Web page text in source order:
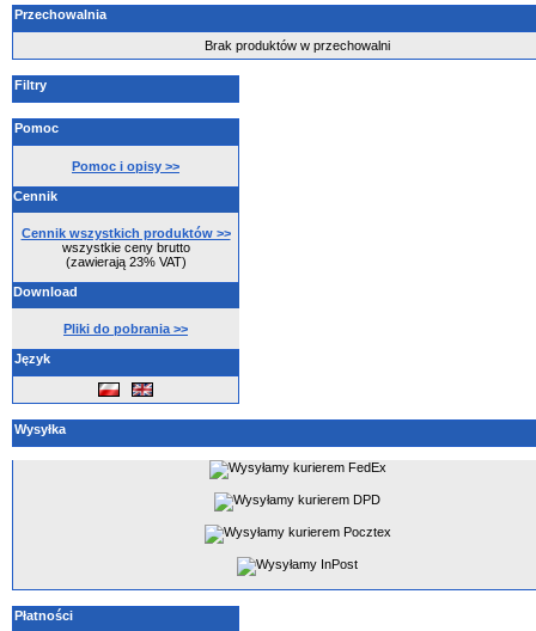
Przechowalnia
Brak produktów w przechowalni
Filtry
Pomoc
Pomoc i opisy >>
Cennik
Cennik wszystkich produktów >>
wszystkie ceny brutto
(zawierają 23% VAT)
Download
Pliki do pobrania >>
Język
Wysyłka
Płatności